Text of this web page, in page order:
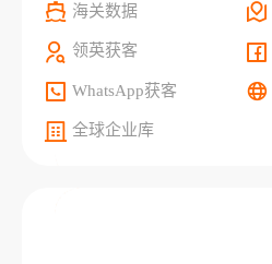
海关数据
领英获客
WhatsApp获客
全球企业库